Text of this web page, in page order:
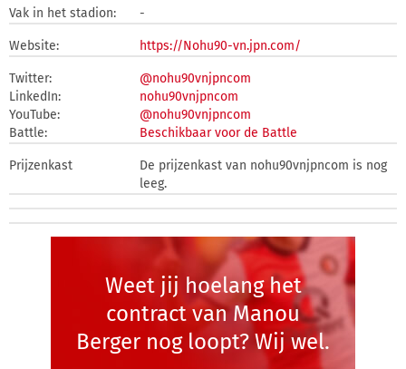
Vak in het stadion: -
Website: https://Nohu90-vn.jpn.com/
Twitter:
@nohu90vnjpncom
LinkedIn:
nohu90vnjpncom
YouTube:
@nohu90vnjpncom
Battle:
Beschikbaar voor de Battle
Prijzenkast
De prijzenkast van nohu90vnjpncom is nog
leeg.
Weet jij hoelang het
contract van Manou
Berger nog loopt? Wij wel.